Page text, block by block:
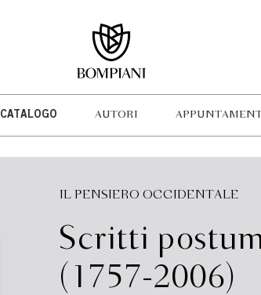
CATALOGO AUTORI
IL PENSIERO OCCIDENTALE
Scritti
(1757-2006)